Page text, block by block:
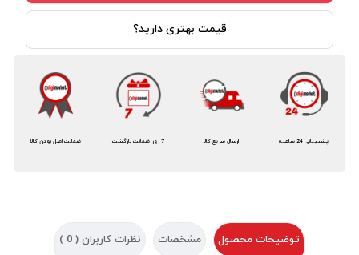
قیمت بهتری دارید؟
ضمانت اصل بودن کالا 7 روز ضمانت بازگشت ارسال سریع کالا پشتیبانی 24 ساعته
توضیحات محصول مشخصات نظرات کاربران ( 0
)